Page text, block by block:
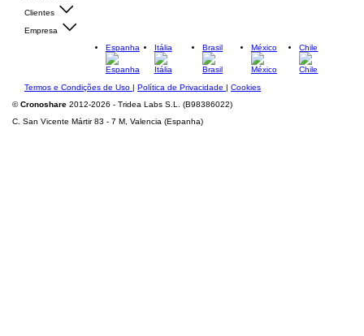
Clientes
Empresa
Espanha
Itália Brasil México Chile
Termos e Condições de Uso | Política de Privacidade | Cookies
©Cronoshare 2012-2026 - Tridea Labs S.L. (B98386022)
C. San Vicente Mártir 83 - 7 M, Valencia (Espanha)